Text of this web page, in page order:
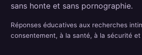
sans honte et sans pornographie.
Réponses éducatives aux recherches
consentement, à la santé, à la sécurité et